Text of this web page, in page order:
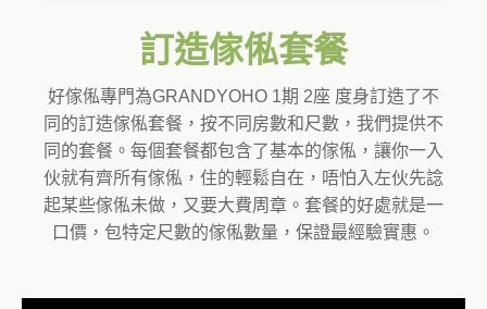
訂造傢俬套餐
好傢俬專門為GRANDYOHO 1期 2座 度身訂造了不
同的訂造傢俬套餐，按不同房數和尺數，我們提供不
同的套餐。每個套餐都包含了基本的傢俬，讓你一入
伙就有齊所有傢俬，住的輕鬆自在，唔怕入左伙先諗
起某些傢俬未做，又要大費周章。套餐的好處就是一
口價，包特定尺數的傢俬數量，保證最經驗實惠。